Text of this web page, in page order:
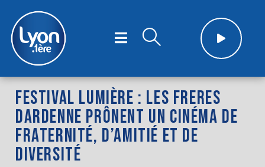
FESTIVAL LUMIÈRE : LES FRERES
DARDENNE PRÔNENT UN CINÉMA DE
FRATERNITÉ, D’AMITIÉ ET DE
DIVERSITÉ